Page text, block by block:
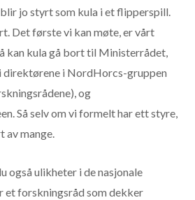
jo styrt som kula i et flipperspill.
Det første vi kan møte, er vårt
kan kula gå bort til Ministerrådet,
direktørene i NordHorcs-gruppen
og
Så selv om vi formelt har ett styre,
av mange.
også ulikheter i de nasjonale
et forskningsråd som dekker